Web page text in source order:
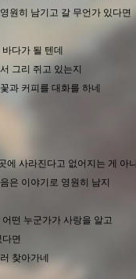
원히 남기고 갈 무언가 있다면
다가 될 텐데
그리 쥐고 있는지
과 커피를 대화를 하네
에 사라진다고 없어지는 게 아
은 이야기로 영원히 남지
떤 누군가가 사랑을 알고
면
찾아가네